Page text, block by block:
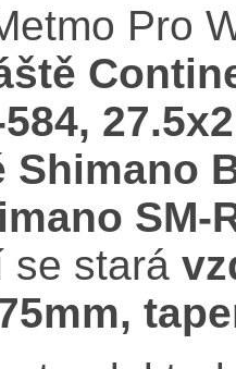
Pro
SM-
se stará